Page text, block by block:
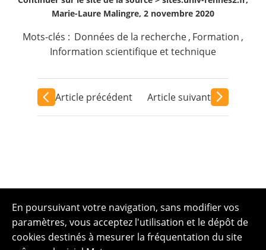
Marie-Laure Malingre, 2 novembre 2020
Mots-clés : Données de la recherche, Formation ,
Information scientifique et technique
Article précédent Article suivant
En poursuivant votre navigation, sans modifier vos
paramètres, vous acceptez l'utilisation et le dépôt de
cookies destinés à mesurer la fréquentation du site